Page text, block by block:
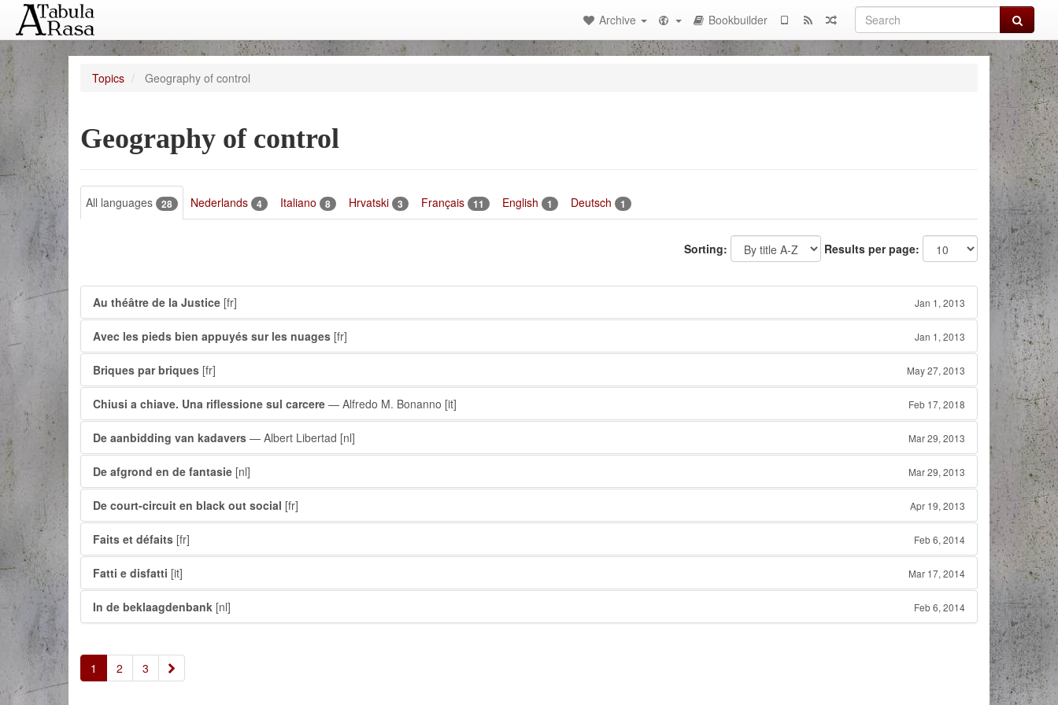
Search
Archive Bookbuilder
Topics Geography of control
Geography of control
All languages 28 Nederlands 4 Italiano 8 Hrvatski 3 Français 11 English 1 Deutsch 1
Sorting: Results per page:
Au théâtre de la Justice [fr] Jan 1, 2013
Avec les pieds bien appuyés sur les nuages [fr] Jan 1, 2013
Briques par briques [fr] May 27, 2013
Chiusi a chiave. Una riflessione sul carcere — Alfredo M. Bonanno [it] Feb 17, 2018
De aanbidding van kadavers — Albert Libertad [nl] Mar 29, 2013
De afgrond en de fantasie [nl] Mar 29, 2013
De court-circuit en black out social [fr] Apr 19, 2013
Faits et défaits [fr] Feb 6, 2014
Fatti e disfatti [it] Mar 17, 2014
In de beklaagdenbank [nl] Feb 6, 2014
1 2 3 »